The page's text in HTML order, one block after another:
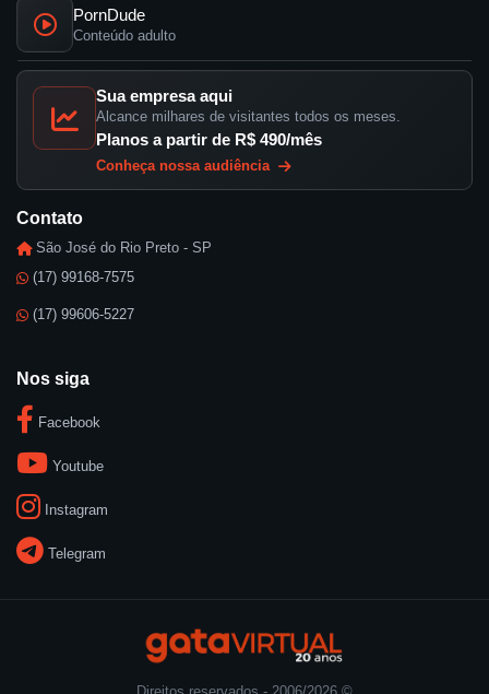
PornDude
Conteúdo adulto
Sua empresa aqui
Alcance milhares de visitantes todos os meses.
Planos a partir de R$ 490/mês
Conheça nossa audiência
Contato
São José do Rio Preto - SP
(17) 99168-7575
(17) 99606-5227
Nos siga
Facebook
Youtube
Instagram
Telegram